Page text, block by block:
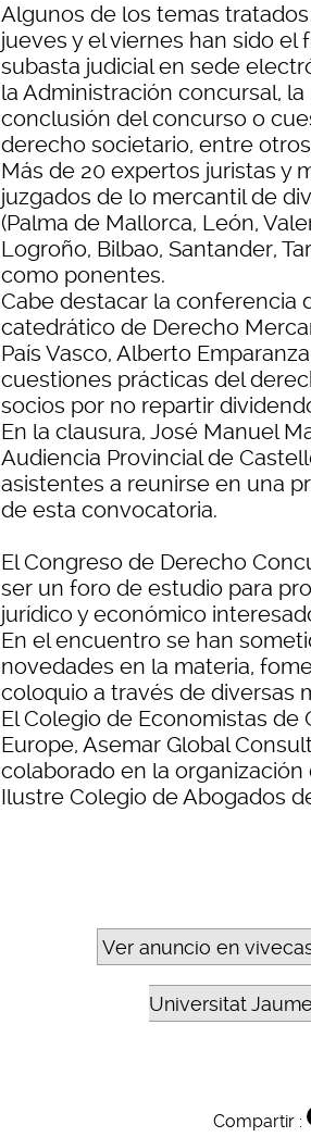
Algunos de los temas
jueves y el viernes han sido el
subasta judicial en sede
la Administración concursal,
conclusión del concurso o
derecho societario, entre
Más de 20 expertos juristas y
juzgados de lo mercantil de
(Palma de Mallorca, León,
Logroño, Bilbao, Santander,
como ponentes.
Cabe destacar la conferencia
catedrático de Derecho
País Vasco, Alberto
cuestiones prácticas del
socios por no repartir
En la clausura, José Manuel
Audiencia Provincial de
asistentes a reunirse en una
de esta convocatoria.
El Congreso de Derecho
ser un foro de estudio para
jurídico y económico
En el encuentro se han
novedades en la materia,
coloquio a través de diversas
El Colegio de Economistas de
Europe, Asemar Global
colaborado en la
Ilustre Colegio de Abogados
Ver anuncio en
Universitat
Compartir :